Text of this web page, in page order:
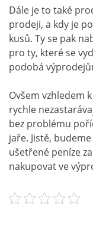
Dále je to také
prodeji, a kdy je
kusů. Ty se pak
pro ty, které se
podobá
Ovšem vzhledem
rychle
bez problému
jaře. Jistě,
ušetřené peníze
nakupovat ve